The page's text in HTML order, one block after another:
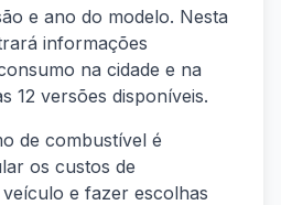
e ano do modelo. Nesta
informações
na cidade e na
12 versões disponíveis.
de combustível é
os custos de
e fazer escolhas